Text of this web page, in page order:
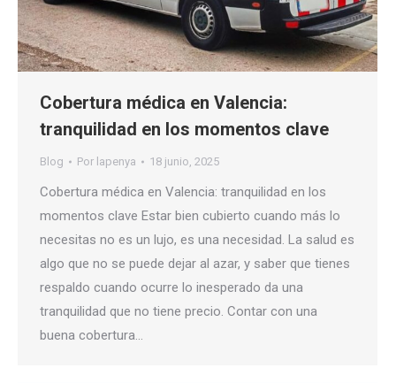
Cobertura médica en Valencia:
tranquilidad en los momentos clave
Blog Por lapenya 18 junio, 2025
Cobertura médica en Valencia: tranquilidad en los
momentos clave Estar bien cubierto cuando más lo
necesitas no es un lujo, es una necesidad. La salud es
algo que no se puede dejar al azar, y saber que tienes
respaldo cuando ocurre lo inesperado da una
tranquilidad que no tiene precio. Contar con una
buena cobertura…